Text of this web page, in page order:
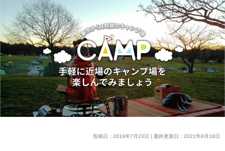
投稿日：2019年7月23日 | 最終更新日：2021年8月18日